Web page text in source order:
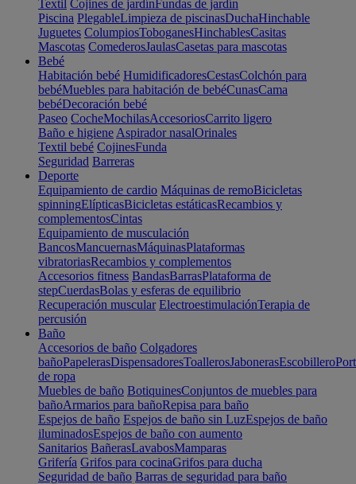
Textil Cojines de jardín Fundas de jardín
Piscina PlegableLimpieza de piscinasDuchaHinchable
Juguetes ColumpiosToboganesHinchablesCasitas
Mascotas ComederosJaulasCasetas para mascotas
Bebé
Habitación bebé HumidificadoresCestasColchón para
bebéMuebles para habitación de bebéCunasCama
bebéDecoración bebé
Paseo CocheMochilasAccesoriosCarrito ligero
Baño e higiene Aspirador nasalOrinales
Textil bebé CojinesFunda
Seguridad Barreras
Deporte
Equipamiento de cardio Máquinas de remoBicicletas
spinningElípticasBicicletas estáticasRecambios y
complementosCintas
Equipamiento de musculación
BancosMancuernasMáquinasPlataformas
vibratoriasRecambios y complementos
Accesorios fitness BandasBarrasPlataforma de
stepCuerdasBolas y esferas de equilibrio
Recuperación muscular ElectroestimulaciónTerapia de
percusión
Baño
Accesorios de baño Colgadores
bañoPapelerasDispensadoresToallerosJabonerasEscobillero
de ropa
Muebles de baño BotiquinesConjuntos de muebles para
bañoArmarios para bañoRepisa para baño
Espejos de baño Espejos de baño sin LuzEspejos de baño
iluminadosEspejos de baño con aumento
Sanitarios BañerasLavabosMamparas
Grifería Grifos para cocinaGrifos para ducha
Seguridad de baño Barras de seguridad para baño